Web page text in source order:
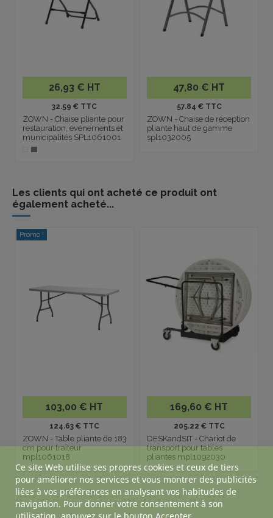
26,93 € HT
32.59 € TTC
ZOWN - Chaise pliante pour
restauration, événements et
municipalités SPL1061001
47,80 € HT
57.84 € TTC
ZOWN - Chaise de réception
pliante haut de gamme
spl1032005
Les clients qui ont acheté ce produit ont
également acheté...
Promo !
103,00 € HT
124.63 € TTC
ZOWN - Table pliante de 183
cm pour traiteur
mpl1061018
169,60 € HT
205.22 € TTC
DESKandSIT - Chariot de
transport pour tables
pliantes mpl1092030
Ce site Web utilise ses propres cookies et ceux de tiers
pour améliorer nos services et vous montrer des publicités
liées à vos préférences en analysant vos habitudes de
navigation. Pour donner votre consentement à son